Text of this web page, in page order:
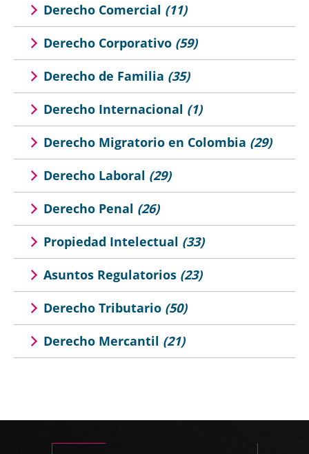
Derecho Comercial (11)
Derecho Corporativo (59)
Derecho de Familia (35)
Derecho Internacional (1)
Derecho Migratorio en Colombia (29)
Derecho Laboral (29)
Derecho Penal (26)
Propiedad Intelectual (33)
Asuntos Regulatorios (23)
Derecho Tributario (50)
Derecho Mercantil (21)